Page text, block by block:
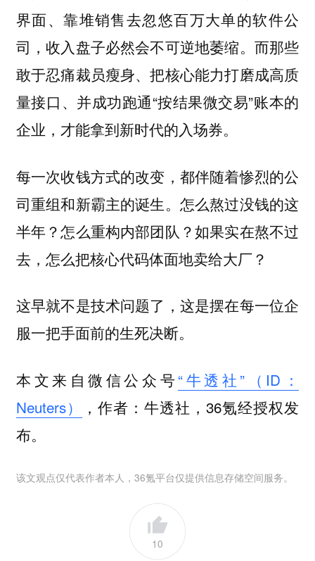
界面、靠堆销售去忽悠百万大单的软件公
司，收入盘子必然会不可逆地萎缩。而那些
敢于忍痛裁员瘦身、把核心能力打磨成高质
量接口、并成功跑通“按结果微交易”账本的
企业，才能拿到新时代的入场券。
每一次收钱方式的改变，都伴随着惨烈的公
司重组和新霸主的诞生。怎么熬过没钱的这
半年？怎么重构内部团队？如果实在熬不过
去，怎么把核心代码体面地卖给大厂？
这早就不是技术问题了，这是摆在每一位企
服一把手面前的生死决断。
本文来自微信公众号“牛透社”（ID：
Neuters）
，作者：牛透社，36氪经授权发
布。
该文观点仅代表作者本人，36氪平台仅提供信息存储空间服务。
10